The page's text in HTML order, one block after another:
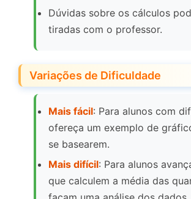
Dúvidas sobre os cálculos
tiradas com o professor.
Variações de Dificuldade
Mais fácil: Para alunos com
ofereça um exemplo de
se basearem.
Mais difícil: Para alunos
que calculem a média das